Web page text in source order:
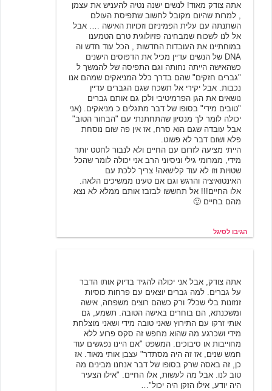
אתה צודק מאוד! לנשים ישנה נטיה להעניש את עצמן
, למרות שהיום מקובל לחשוב שתפיסת העולם
השתנתה עם עלית הפמיניזם וזכויות האישה …. אבל
אל לנו לשכוח שמבחינה פזיולוגית טרם הטמענו
במוחתיינו את העובדות החדשות , הכל עוד חדש וה
DNA של הנשים עדיין מכיל את הדפוסים הישנים
כשהאישה הייתה נחותה וגם התפיסה של להמשך ל
"גברים חזקים" שהם בדרך כלל המניאקים שמהם אנו
נכבות. אבל יקירי אל תשכח שגם הגברים עדיין
נושאים את הגן הפרמיטיבי ולכן גם אותם גברים
"טובים מידי" בסופו של דבר מתגלים כ מניאקים. (אני
יכולה לומר לך מנסיון שהתחתנתי עם "הבחור הטוב"
אבל עובדה שגם הוא סרח, אז אין פה שום נוסחת
פלא ושום דבר לא פשוט.
הייתי מציעה לזרום עם החיים ולא לנבור לחטט יותר
מידי, ממרומי גילי וניסיוני הרב אני יכולה לומר שהכל
שטויות וזו לא עוד קלישאה! צריך ללכת עם
האינטואיציה והרגש וגם אם טעינו ממשיכים הלאה.
אלו החיים!!! אל תחששו לבזבז אותם ממלא לא נצא
מהם בחיים 🙂
הגיבו לסיגל
אתה צודק, אבל אני יכולה להגיד בדיוק אותו הדבר
על גברים. למה גברים יוצאים עם פרחות כוסיות
זנזונות בלי שכל? ורק כשהם רוצים משפחה, אישה
ומשכנתא, הם בוחרים באישה הטובה. תשמע, גם
אותי זרקו עם התירוץ שאני טובה מידי ושאני מוצלחת
מידי ושכרגע מה שהוא מחפש זה סקס פרוע ללא
מחוייבות או סיבוכים. המשפט "אם היינו נפגשים עוד
חמש שנים, אז זה היה מסתדר" עצבן אותי מאוד. אז
כן, זה באסה שרק בסופו של דבר אנחנו מבינים מה
טוב לנו. אבל מה לעשות, אלו החיים. "אילו הצעיר
היה יודע, אילו הזקן היה יכול"…